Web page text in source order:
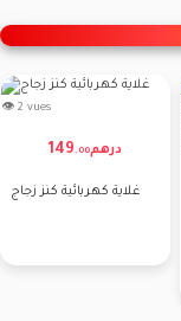
👁 2 vues
149 . 00درهم
غلاية كهربائية كنز زجاج